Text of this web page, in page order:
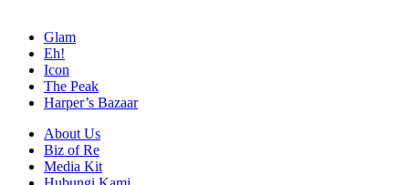
Glam
Eh!
Icon
The Peak
Harper’s Bazaar
About Us
Biz of Re
Media Kit